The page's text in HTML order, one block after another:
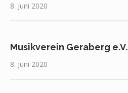
8. Juni 2020
Musikverein Geraberg e.V.
8. Juni 2020